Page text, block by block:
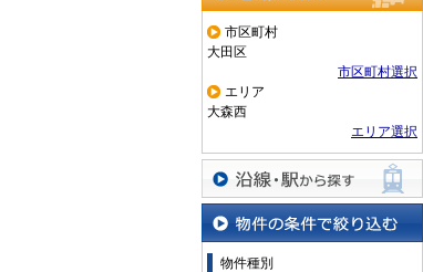
地域から探す
市区町村
大田区
市区町村選択
エリア
大森西
エリア選択
沿線・駅から探す
物件の条件で絞り込む
物件種別